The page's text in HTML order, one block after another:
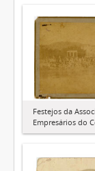
Festejos da
Empresários do